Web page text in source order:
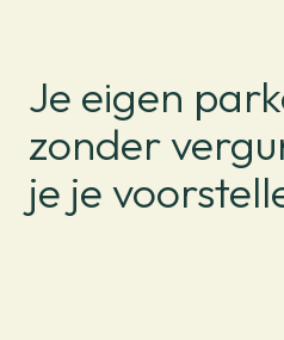
Je eigen
zonder
je je